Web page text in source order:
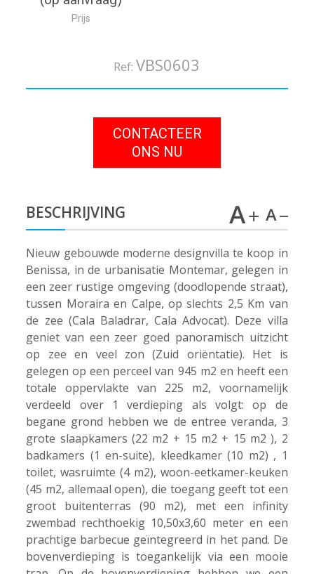
Prijs
Ref:VBS0603
CONTACTEER
ONS NU
BESCHRIJVING
Nieuw gebouwde moderne designvilla te koop in
Benissa, in de urbanisatie Montemar, gelegen in
een zeer rustige omgeving (doodlopende straat),
tussen Moraira en Calpe, op slechts 2,5 Km van
de zee (Cala Baladrar, Cala Advocat). Deze villa
geniet van een zeer goed panoramisch uitzicht
op zee en veel zon (Zuid oriëntatie). Het is
gelegen op een perceel van 945 m2 en heeft een
totale oppervlakte van 225 m2, voornamelijk
verdeeld over 1 verdieping als volgt: op de
begane grond hebben we de entree veranda, 3
grote slaapkamers (22 m2 + 15 m2 + 15 m2 ), 2
badkamers (1 en-suite), kleedkamer (10 m2) , 1
toilet, wasruimte (4 m2), woon-eetkamer-keuken
(45 m2, allemaal open), die toegang geeft tot een
groot buitenterras (90 m2), met een infinity
zwembad rechthoekig 10,50x3,60 meter en een
prachtige barbecue geïntegreerd in het pand. De
bovenverdieping is toegankelijk via een mooie